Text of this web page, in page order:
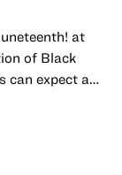
at
of Black
can expect a
offerings